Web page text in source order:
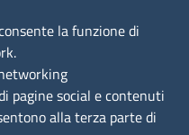
la funzione di
pagine social e contenuti
alla terza parte di